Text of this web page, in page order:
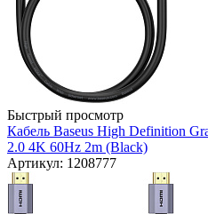
Быстрый просмотр
Кабель Baseus High Definition
2.0 4K 60Hz 2m (Black)
Артикул: 1208777